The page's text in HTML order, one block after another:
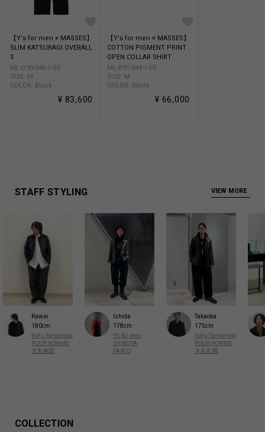
【Y's for men × MASSES】
SLIM KATSURAGI OVERALL
S
ML-D90-046-1-03
SIZE: M
COLOR: Black
¥ 83,600
【Y's for men × MASSES】
COTTON PIGMENT PRINT
OPEN COLLAR SHIRT
ML-B91-044-1-03
SIZE: M
COLOR: White
¥ 66,000
STAFF STYLING VIEW MORE
Kawai
180cm
Yohji Yamamoto
POUR HOMME
大丸梅田
Ishida
178cm
Y's for men
SHIBUYA
PARCO
Takaoka
175cm
Yohji Yamamoto
POUR HOMME
大丸札幌
COLLECTION